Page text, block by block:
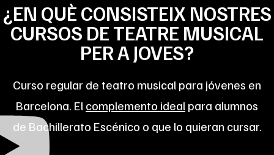
¿EN QUÈ CONSISTEIX NOSTRES
CURSOS DE TEATRE MUSICAL
PER A JOVES?
Curso regular de teatro musical para jóvenes en
Barcelona. El complemento ideal para alumnos
de Bachillerato Escénico o que lo quieran cursar.